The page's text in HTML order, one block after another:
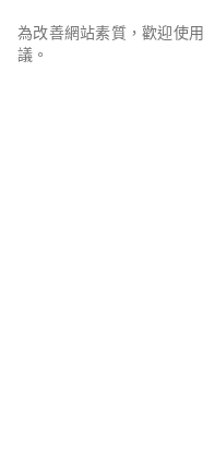
為改善網站素質，歡迎使用
議。